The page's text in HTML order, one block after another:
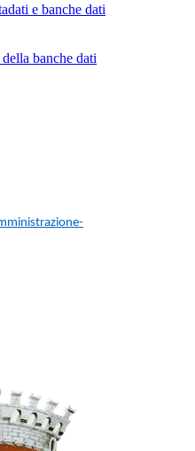
e banche dati
banche dati